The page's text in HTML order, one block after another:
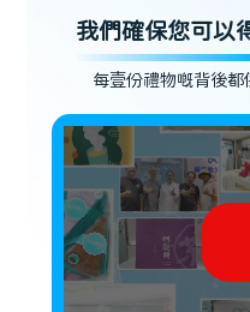
我們確保您可以
每壹份禮物嘅背後